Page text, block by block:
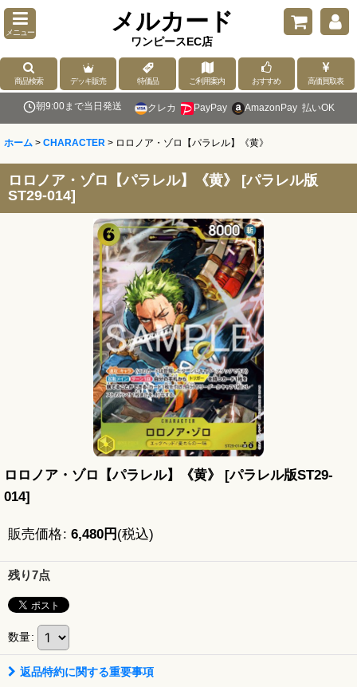
メニュー メルカード
ワンピースEC店
商品検索 デッキ販売 特価品 ご利用案内 おすすめ 高価買取表
朝9:00まで当日発送 クレカ PayPay AmazonPay 払いOK
ホーム > CHARACTER > ロロノア・ゾロ【パラレル】《黄》
ロロノア・ゾロ【パラレル】《黄》 [パラレル版
ST29-014]
ロロノア・ゾロ【パラレル】《黄》 [パラレル版ST29-
014]
販売価格: 6,480円 (税込)
残り7点
数量:
返品特約に関する重要事項